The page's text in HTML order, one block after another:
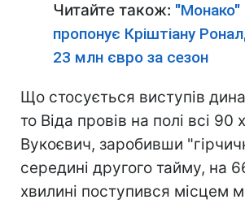
Читайте також: "Монако"
пропонує Кріштіану
23 млн євро за сезон
Що стосується виступів
то Віда провів на полі всі 90
Вукоєвич, заробивши
середині другого тайму, на
хвилині поступився місцем